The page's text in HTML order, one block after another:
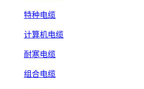
特种电缆
计算机电缆
耐寒电缆
组合电缆